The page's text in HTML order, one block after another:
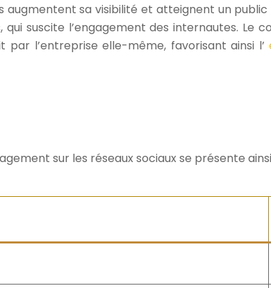
sa visibilité et atteignent un
suscite l’engagement des internautes. Le
l’entreprise elle-même, favorisant ainsi l’
sur les réseaux sociaux se présente